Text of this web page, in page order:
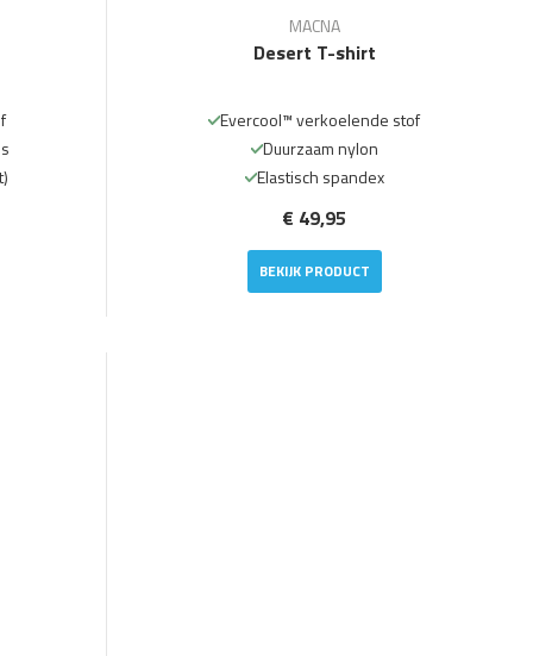
MACNA
Desert T-shirt
Evercool™ verkoelende stof
Duurzaam nylon
Elastisch spandex
€ 49,95
BEKIJK PRODUCT